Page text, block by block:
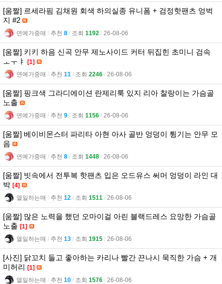
[움짤] 르세라핌 김채원 회색 하의실종 유니폼 + 검정핫팬츠 엉벅
지 #2
연예가중매 l 추천 8 l 조회 1192 l 26-08-06
[움짤] 키키 하음 신곡 안무 제노사이드 커터 뒤집힌 초미니 검속
ㅗㅜㅑ
[1]
연예가중매 l 추천 11 l 조회 2246 l 26-08-06
[움짤] 핑크색 그라디에이션 란제리룩 있지 리아 찰랑이는 가슴골
노출
연예가중매 l 추천 9 l 조회 1156 l 26-08-06
[움짤] 베이비몬스터 파리타 아현 아사 골반 엉덩이 튕기는 안무 모
음
연예가중매 l 추천 8 l 조회 1448 l 26-08-06
[움짤] 빗속에서 전투복 핫팬츠 입은 오드유스 써머 엉덩이 라인 대
박 [4]
열일하는매 l 추천 12 l 조회 1511 l 26-08-06
[움짤] 많은 노력을 했던 오마이걸 아린 블랙드레스 요망한 가슴골
노출 [1]
열일하는매 l 추천 13 l 조회 1915 l 26-08-06
[사진] 닭꼬치 들고 좋아하는 카리나 빨간 끈나시 묵직한 가슴 + 개
미허리 [1]
열일하는매 l 추천 10 l 조회 1576 l 26-08-06